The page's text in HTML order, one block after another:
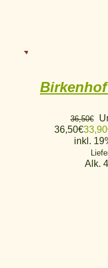
36,50€
36,50€33,90
inkl.
Alk.